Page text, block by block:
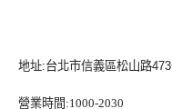
地址:台北市信義區松山路
營業時間:1000-2030